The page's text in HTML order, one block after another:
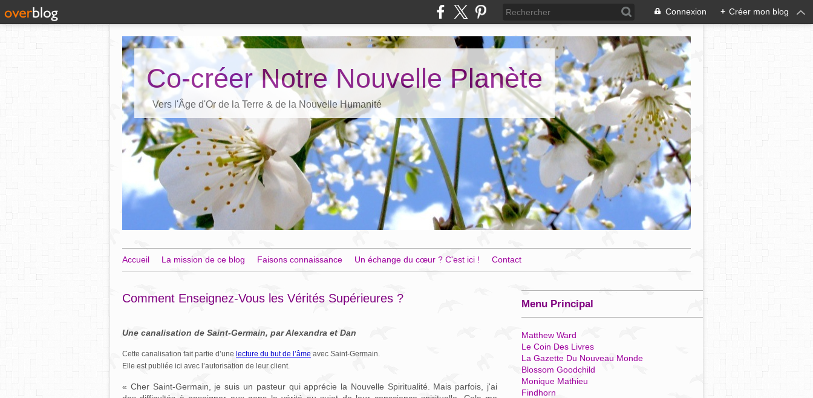
Connexion + Créer mon blog
Co-créer Notre Nouvelle Planète
Vers l'Âge d'Or de la Terre & de la Nouvelle Humanité
Accueil La mission de ce blog Faisons connaissance Un échange du cœur ? C'est ici ! Contact
Comment Enseignez-Vous les Vérités Supérieures ?
Une canalisation de Saint-Germain, par Alexandra et Dan
Cette canalisation fait partie d’une lecture du but de l’âme avec Saint-Germain.
Elle est publiée ici avec l’autorisation de leur client.
« Cher Saint-Germain, je suis un pasteur qui apprécie la Nouvelle Spiritualité. Mais parfois, j'ai
Menu Principal
Matthew Ward
Le Coin Des Livres
La Gazette Du Nouveau Monde
Blossom Goodchild
Monique Mathieu
Findhorn